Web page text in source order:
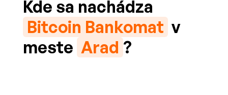
Kde sa nachádza
Bitcoin Bankomat v
meste Arad ?